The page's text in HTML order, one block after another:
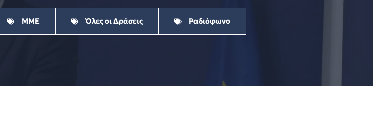
ΜΜΕ Όλες οι Δράσεις Ραδιόφωνο